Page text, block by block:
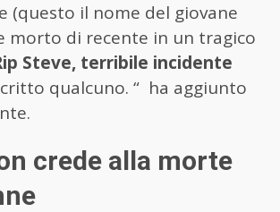
(questo il nome del giovane
morto di recente in un tragico
Steve, terribile incidente
qualcuno. “ ha aggiunto
crede alla morte